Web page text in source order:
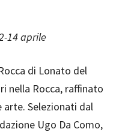
14 aprile
di Lonato del
nella Rocca, raffinato
Selezionati dal
Ugo Da Como,